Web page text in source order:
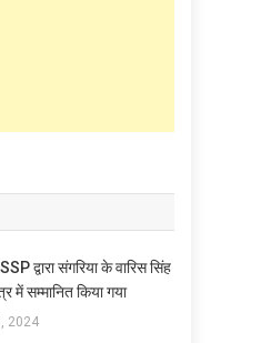
द्वारा संगरिया के वारिस सिंह
में सम्मानित किया गया
2024